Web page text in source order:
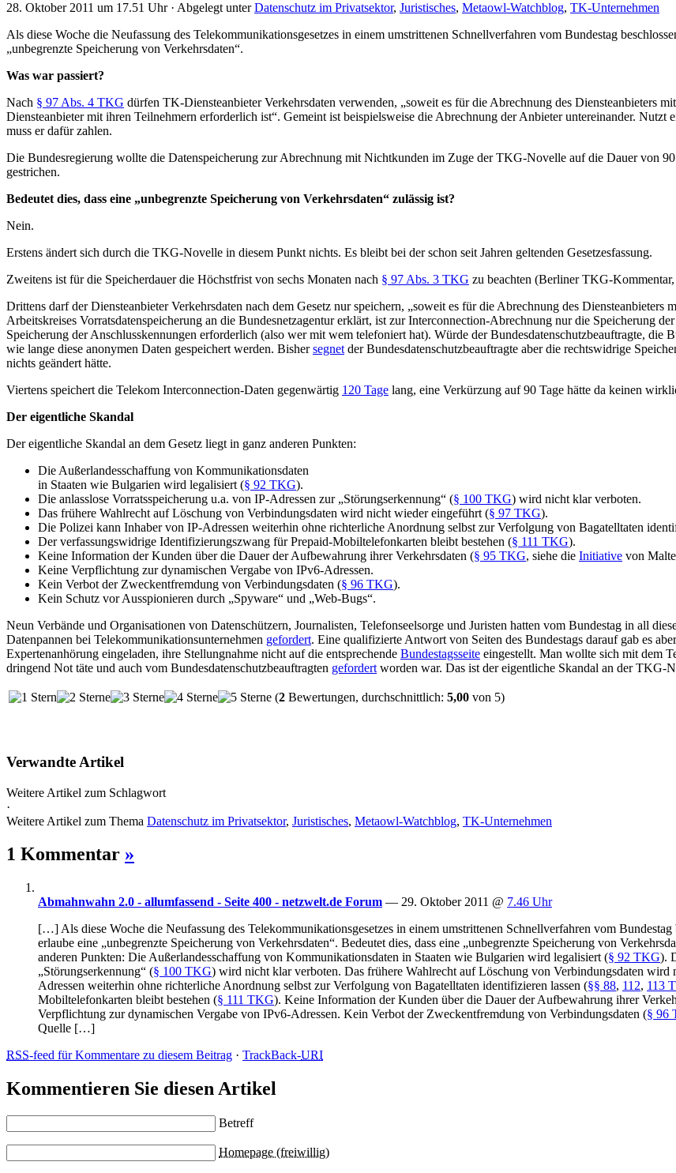
28. Oktober 2011 um 17.51 Uhr · Abgelegt unterDatenschutz im Privatsektor, Juristisches, Metaowl-Watchblog, TK-Unternehmen
Als diese Woche die Neufassung des Telekommunikationsgesetzes in einem umstrittenen Schnellverfahren vom Bundestag
„unbegrenzte Speicherung von Verkehrsdaten“.
Was war passiert?
Nach § 97 Abs. 4 TKG dürfen TK-Diensteanbieter Verkehrsdaten verwenden, „soweit es für die Abrechnung des Diensteanbieters
Diensteanbieter mit ihren Teilnehmern erforderlich ist“. Gemeint ist beispielsweise die Abrechnung der Anbieter untereinander.
muss er dafür zahlen.
Die Bundesregierung wollte die Datenspeicherung zur Abrechnung mit Nichtkunden im Zuge der TKG-Novelle auf die Dauer von
gestrichen.
Bedeutet dies, dass eine „unbegrenzte Speicherung von Verkehrsdaten“ zulässig ist?
Nein.
Erstens ändert sich durch die TKG-Novelle in diesem Punkt nichts. Es bleibt bei der schon seit Jahren geltenden Gesetzesfassung.
Zweitens ist für die Speicherdauer die Höchstfrist von sechs Monaten nach § 97 Abs. 3 TKG zu beachten (Berliner TKG-
Drittens darf der Diensteanbieter Verkehrsdaten nach dem Gesetz nur speichern, „soweit es für die Abrechnung des
Arbeitskreises Vorratsdatenspeicherung an die Bundesnetzagentur erklärt, ist zur Interconnection-Abrechnung nur die Speicherung
Speicherung der Anschlusskennungen erforderlich (also wer mit wem telefoniert hat). Würde der Bundesdatenschutzbeauftragte, die
wie lange diese anonymen Daten gespeichert werden. Bishersegnet der Bundesdatenschutzbeauftragte aber die rechtswidrige
nichts geändert hätte.
Viertens speichert die Telekom Interconnection-Daten gegenwärtig 120 Tage lang, eine Verkürzung auf 90 Tage hätte da keinen
Der eigentliche Skandal
Der eigentliche Skandal an dem Gesetz liegt in ganz anderen Punkten:
Die Außerlandesschaffung von Kommunikationsdaten
in Staaten wie Bulgarien wird legalisiert (§ 92 TKG).
Die anlasslose Vorratsspeicherung u.a. von IP-Adressen zur „Störungserkennung“ (§ 100 TKG) wird nicht klar verboten.
Das frühere Wahlrecht auf Löschung von Verbindungsdaten wird nicht wieder eingeführt (§ 97 TKG).
Die Polizei kann Inhaber von IP-Adressen weiterhin ohne richterliche Anordnung selbst zur Verfolgung von Bagatelltaten
Der verfassungswidrige Identifizierungszwang für Prepaid-Mobiltelefonkarten bleibt bestehen (§ 111 TKG).
Keine Information der Kunden über die Dauer der Aufbewahrung ihrer Verkehrsdaten (§ 95 TKG, siehe die Initiative von
Keine Verpflichtung zur dynamischen Vergabe von IPv6-Adressen.
Kein Verbot der Zweckentfremdung von Verbindungsdaten (§ 96 TKG).
Kein Schutz vor Ausspionieren durch „Spyware“ und „Web-Bugs“.
Neun Verbände und Organisationen von Datenschützern, Journalisten, Telefonseelsorge und Juristen hatten vom Bundestag in all
Datenpannen bei Telekommunikationsunternehmen gefordert. Eine qualifizierte Antwort von Seiten des Bundestags darauf gab es
Expertenanhörung eingeladen, ihre Stellungnahme nicht auf die entsprechende Bundestagsseite eingestellt. Man wollte sich mit dem
dringend Not täte und auch vom Bundesdatenschutzbeauftragten gefordert worden war. Das ist der eigentliche Skandal an der TKG-
(2 Bewertungen, durchschnittlich: 5,00 von 5)
Verwandte Artikel
Weitere Artikel zum Schlagwort
·
Weitere Artikel zum Thema Datenschutz im Privatsektor, Juristisches, Metaowl-Watchblog, TK-Unternehmen
1 Kommentar »
Abmahnwahn 2.0 - allumfassend - Seite 400 - netzwelt.de Forum — 29. Oktober 2011 @ 7.46 Uhr
[…] Als diese Woche die Neufassung des Telekommunikationsgesetzes in einem umstrittenen Schnellverfahren vom
erlaube eine „unbegrenzte Speicherung von Verkehrsdaten“. Bedeutet dies, dass eine „unbegrenzte Speicherung von
anderen Punkten: Die Außerlandesschaffung von Kommunikationsdaten in Staaten wie Bulgarien wird legalisiert (§ 92 TKG).
„Störungserkennung“ (§ 100 TKG) wird nicht klar verboten. Das frühere Wahlrecht auf Löschung von Verbindungsdaten wird
Adressen weiterhin ohne richterliche Anordnung selbst zur Verfolgung von Bagatelltaten identifizieren lassen (§§ 88, 112, 113
Mobiltelefonkarten bleibt bestehen (§ 111 TKG). Keine Information der Kunden über die Dauer der Aufbewahrung ihrer
Verpflichtung zur dynamischen Vergabe von IPv6-Adressen. Kein Verbot der Zweckentfremdung von Verbindungsdaten (§ 96
Quelle […]
RSS-feed für Kommentare zu diesem Beitrag · TrackBack-URI
Kommentieren Sie diesen Artikel
Betreff
Homepage (freiwillig)